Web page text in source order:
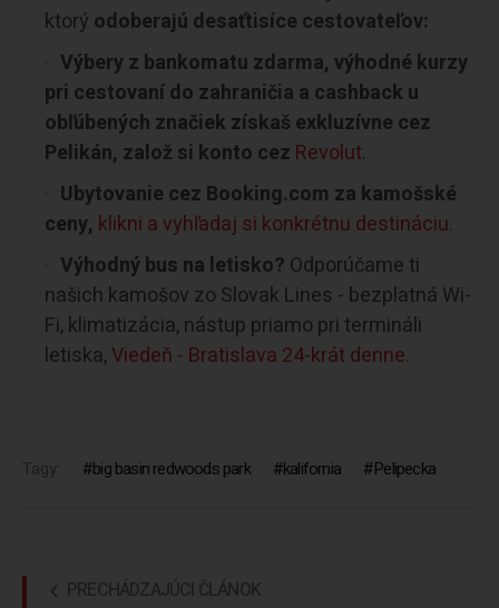
ktorý odoberajú desaťtisíce cestovateľov:
Výbery z bankomatu zdarma, výhodné kurzy
pri cestovaní do zahraničia a cashback u
obľúbených značiek získaš exkluzívne cez
Pelikán, založ si konto cez Revolut.
Ubytovanie cez Booking.com za kamošské
ceny, klikni a vyhľadaj si konkrétnu destináciu.
Výhodný bus na letisko? Odporúčame ti
našich kamošov zo Slovak Lines - bezplatná Wi-
Fi, klimatizácia, nástup priamo pri termináli
letiska,Viedeň - Bratislava 24-krát denne.
Tagy: big basin redwoods park kalifornia Pelipecka
PRECHÁDZAJÚCI ČLÁNOK